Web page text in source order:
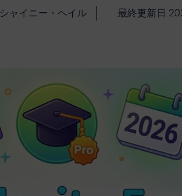
シャイニー・ヘイル 最終更新日